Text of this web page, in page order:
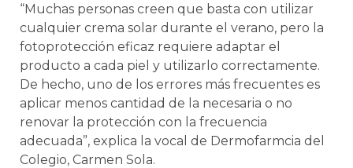
“Muchas personas creen que basta con utilizar
cualquier crema solar durante el verano, pero la
fotoprotección eficaz requiere adaptar el
producto a cada piel y utilizarlo correctamente.
De hecho, uno de los errores más frecuentes es
aplicar menos cantidad de la necesaria o no
renovar la protección con la frecuencia
adecuada”, explica la vocal de Dermofarmcia del
Colegio, Carmen Sola.